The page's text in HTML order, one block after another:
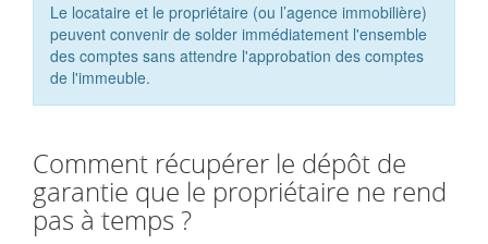
Le locataire et le propriétaire (ou l’agence immobilière)
peuvent convenir de solder immédiatement l'ensemble
des comptes sans attendre l'approbation des comptes
de l'immeuble.
Comment récupérer le dépôt de
garantie que le propriétaire ne rend
pas à temps ?